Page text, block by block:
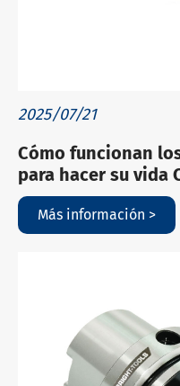
2025/07/21
Cómo funcionan
para hacer su vida
Más información >